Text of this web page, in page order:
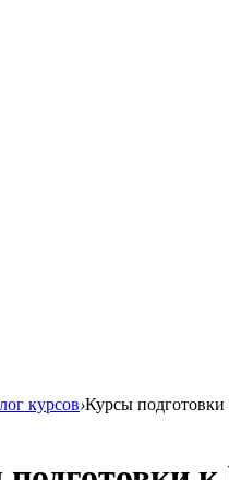
курсов›Курсы